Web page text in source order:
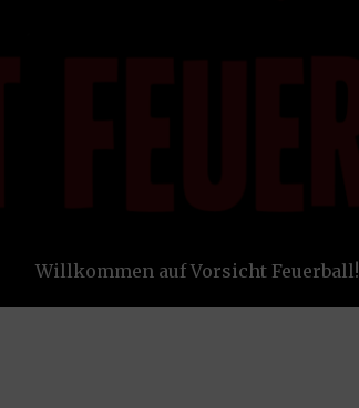
Willkommen auf Vorsicht Feuerball!